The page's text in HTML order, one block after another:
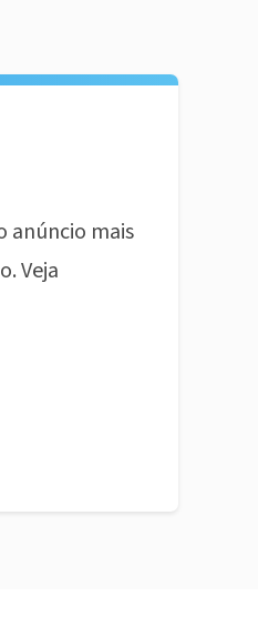
anúncio mais
Veja